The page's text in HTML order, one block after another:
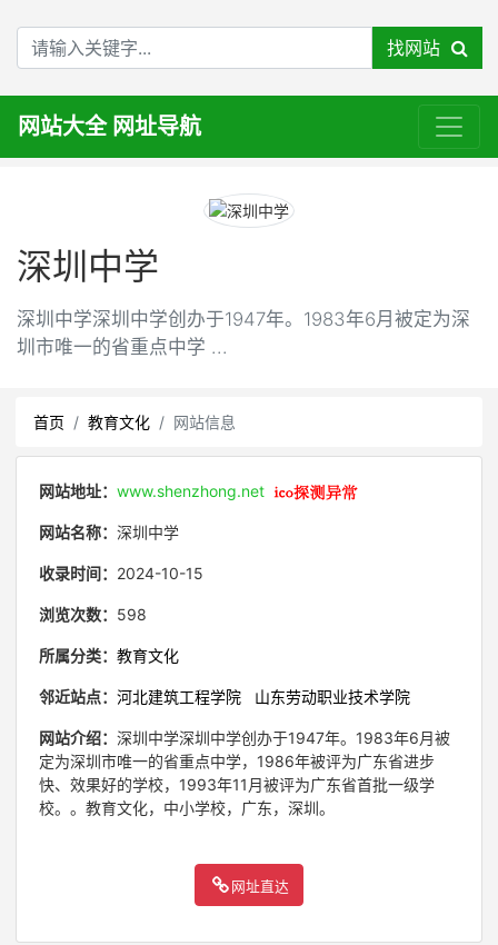
找网站
网站大全 网址导航
深圳中学
深圳中学深圳中学创办于1947年。1983年6月被定为深
圳市唯一的省重点中学 ...
首页 教育文化 网站信息
网站地址： www.shenzhong.net
网站名称： 深圳中学
收录时间： 2024-10-15
浏览次数： 598
所属分类： 教育文化
邻近站点： 河北建筑工程学院 山东劳动职业技术学院
网站介绍： 深圳中学深圳中学创办于1947年。1983年6月被
定为深圳市唯一的省重点中学，1986年被评为广东省进步
快、效果好的学校，1993年11月被评为广东省首批一级学
校。。教育文化，中小学校，广东，深圳。
网址直达